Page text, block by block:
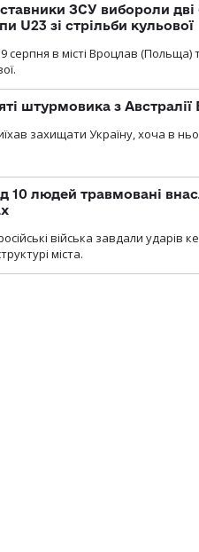
ЗСУ вибороли дві
U23 зі стрільби кульової
9 серпня в місті Вроцлав
штурмовика з Австралії
захищати Україну, хоча в
10 людей травмовані
війська завдали
міста.